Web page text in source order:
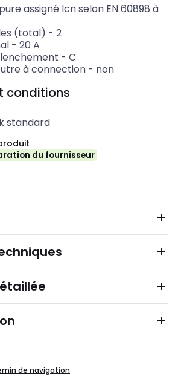
assigné Icn selon EN 60898 à
(total) - 2
- 20 A
- C
à connection- non
conditions
standard
du fournisseur
de navigation